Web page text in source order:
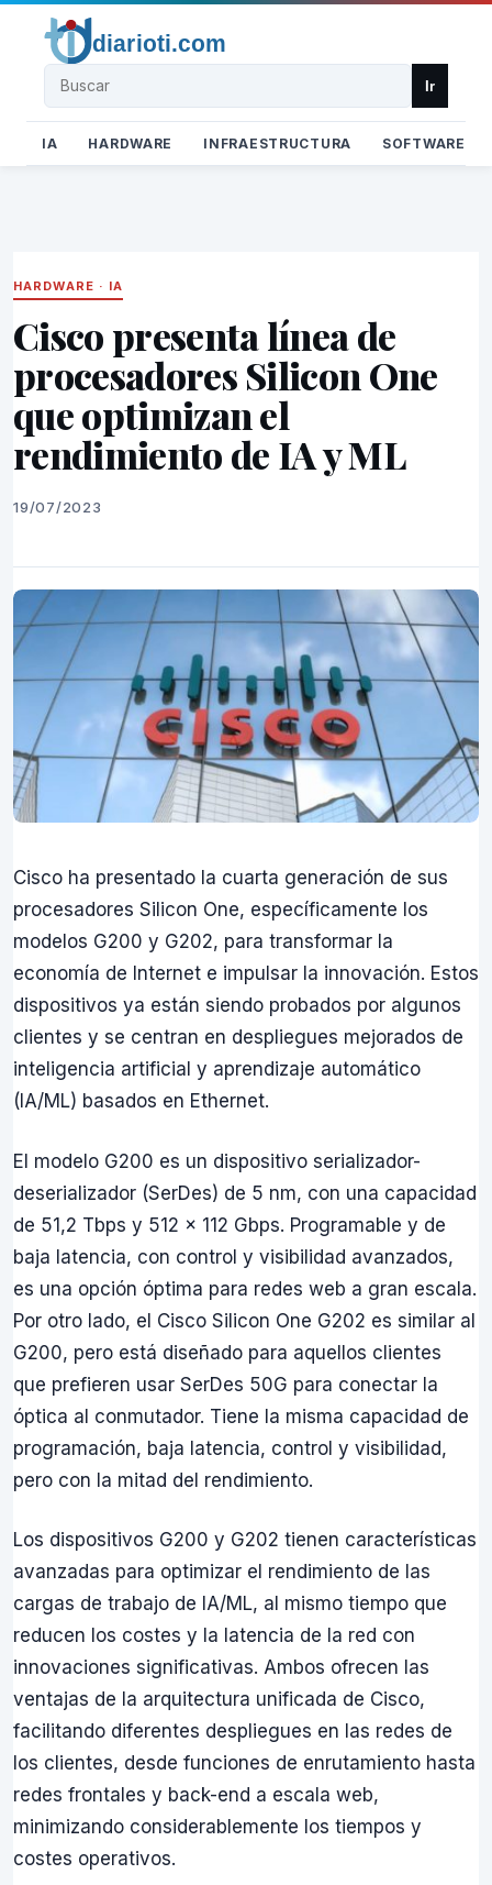
Buscar Ir
IA HARDWARE INFRAESTRUCTURA SOFTWARE
HARDWARE · IA
Cisco presenta línea de
procesadores Silicon One
que optimizan el
rendimiento de IA y ML
19/07/2023
Cisco ha presentado la cuarta generación de sus
procesadores Silicon One, específicamente los
modelos G200 y G202, para transformar la
economía de Internet e impulsar la innovación. Estos
dispositivos ya están siendo probados por algunos
clientes y se centran en despliegues mejorados de
inteligencia artificial y aprendizaje automático
(IA/ML) basados en Ethernet.
El modelo G200 es un dispositivo serializador-
deserializador (SerDes) de 5 nm, con una capacidad
de 51,2 Tbps y 512 x 112 Gbps. Programable y de
baja latencia, con control y visibilidad avanzados,
es una opción óptima para redes web a gran escala.
Por otro lado, el Cisco Silicon One G202 es similar al
G200, pero está diseñado para aquellos clientes
que prefieren usar SerDes 50G para conectar la
óptica al conmutador. Tiene la misma capacidad de
programación, baja latencia, control y visibilidad,
pero con la mitad del rendimiento.
Los dispositivos G200 y G202 tienen características
avanzadas para optimizar el rendimiento de las
cargas de trabajo de IA/ML, al mismo tiempo que
reducen los costes y la latencia de la red con
innovaciones significativas. Ambos ofrecen las
ventajas de la arquitectura unificada de Cisco,
facilitando diferentes despliegues en las redes de
los clientes, desde funciones de enrutamiento hasta
redes frontales y back-end a escala web,
minimizando considerablemente los tiempos y
costes operativos.